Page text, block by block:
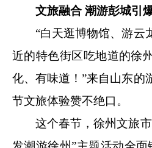
文旅融合 潮游彭城引
“白天逛博物馆、游云
近的特色街区吃地道的徐
化、有味道！”来自山东的
节文旅体验赞不绝口。
这个春节，徐州文旅市